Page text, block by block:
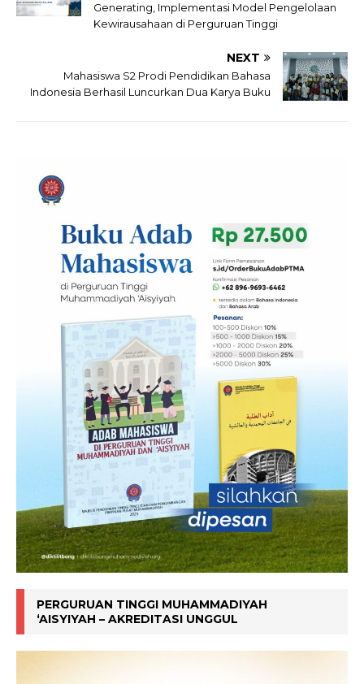
Generating, Implementasi Model Pengelolaan
Kewirausahaan di Perguruan Tinggi
NEXT
Mahasiswa S2 Prodi Pendidikan Bahasa
Indonesia Berhasil Luncurkan Dua Karya Buku
PERGURUAN TINGGI MUHAMMADIYAH
‘AISYIYAH – AKREDITASI UNGGUL